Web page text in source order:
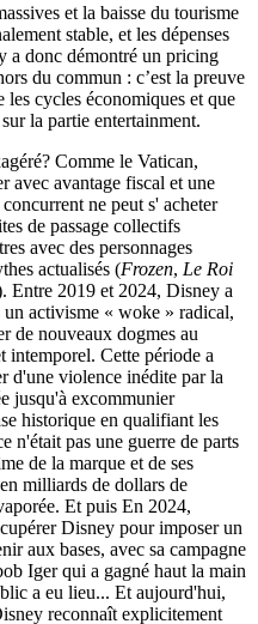
et la baisse du tourisme
stable, et les dépenses
a donc démontré un pricing
du commun : c’est la preuve
cycles économiques et que
la partie entertainment.
Comme le Vatican,
avec avantage fiscal et une
ne peut s' acheter
de passage collectifs
avec des personnages
actualisés (Frozen, Le Roi
Entre 2019 et 2024, Disney a
un activisme « woke » radical,
de nouveaux dogmes au
intemporel. Cette période a
d'une violence inédite par la
jusqu'à excommunier
historique en qualifiant les
n'était pas une guerre de parts
de la marque et de ses
milliards de dollars de
Et puis En 2024,
Disney pour imposer un
aux bases, avec sa campagne
Iger qui a gagné haut la main
a eu lieu... Et aujourd'hui,
reconnaît explicitement